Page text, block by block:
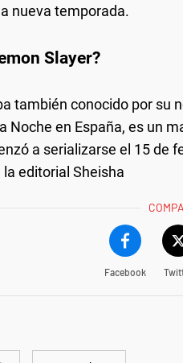
nueva temporada.
Slayer?
también conocido por su
Noche en España, es un
a serializarse el 15 de
editorial Sheisha
Facebook